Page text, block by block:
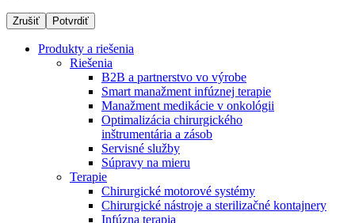
Produktový katalóg​
Objavte naše produkty. ​Navštívte produktový katalóg B.
Braun​ s našim kompletným produktovým portfóliom.​
Zostaňte v dialógu s B. Braun. Kontaktujte nás.
Zrušiť Potvrdiť
Produkty a riešenia
Riešenia
B2B a partnerstvo vo výrobe
Smart manažment infúznej terapie
Manažment medikácie v onkológii
Optimalizácia chirurgického
inštrumentária a zásob
Servisné služby
Súpravy na mieru
Terapie
Chirurgické motorové systémy
Chirurgické nástroje a sterilizačné kontajnery
Infúzna terapia